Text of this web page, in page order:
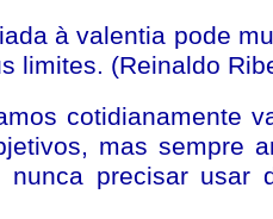
à valentia pode
limites. (Reinaldo
cotidianamente
mas sempre
nunca precisar usar